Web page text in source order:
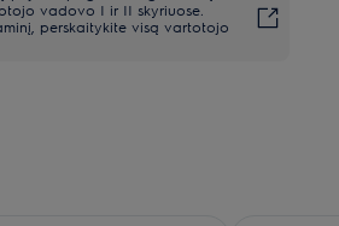
vadovo I ir II skyriuose.
perskaitykite visą vartotojo